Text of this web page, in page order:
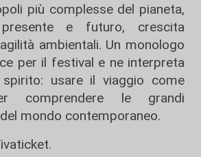
più complesse del pianeta,
e futuro, crescita
ambientali. Un monologo
per il festival e ne interpreta
usare il viaggio come
comprendere le grandi
mondo contemporaneo.